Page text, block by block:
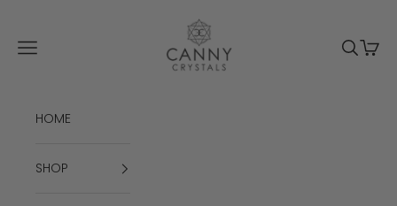
Canny Crystals
Menu
Panier
HOME
SHOP